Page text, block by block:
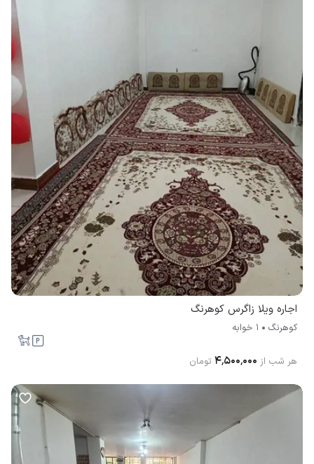
اجاره ویلا زاگرس کوهرنگ
کوهرنگ 1 خوابه
هر شب از ۴٬۵۰۰٬۰۰۰ تومان